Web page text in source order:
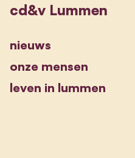
cd&v Lummen
nieuws
onze mensen
leven in lummen